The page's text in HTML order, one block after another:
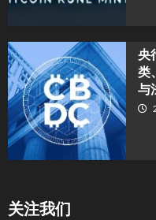
央
类
与
关注我们